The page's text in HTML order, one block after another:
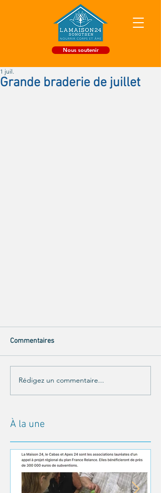
Nous soutenir
Grande braderie de juillet
1 juil.
Commentaires
Rédigez un commentaire...
À la une